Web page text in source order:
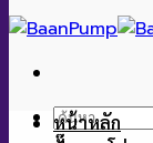
เนื้อหา
ค้นหา:
หน้าหลัก